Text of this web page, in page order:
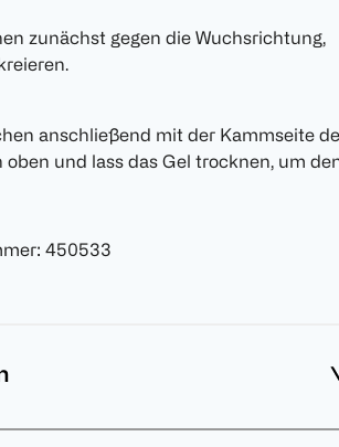
zunächst gegen die Wuchsrichtung,
anschließend mit der Kammseite
oben und lass das Gel trocknen, um
: 450533